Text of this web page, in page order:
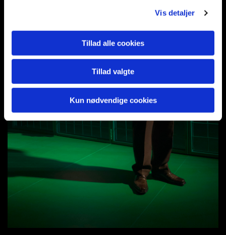
Vis detaljer
Tillad alle cookies
Tillad valgte
Kun nødvendige cookies